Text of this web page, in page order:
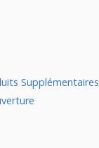
Supplémentaires